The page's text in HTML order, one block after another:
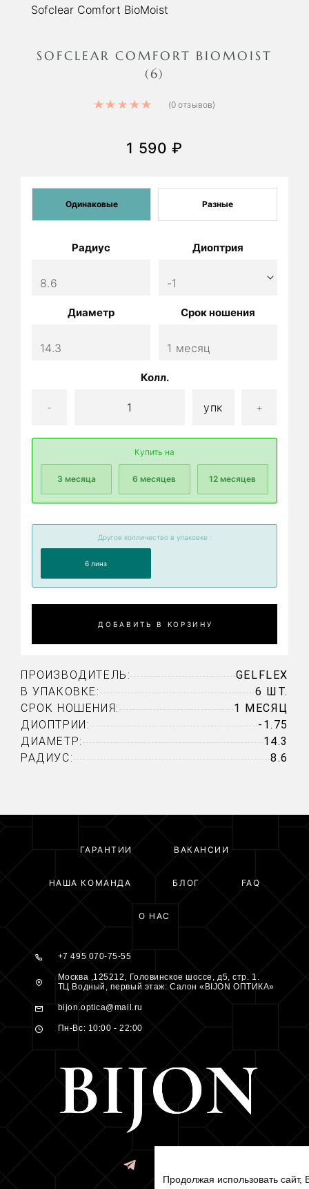
Sofclear Comfort BioMoist
SOFCLEAR COMFORT BIOMOIST
(6)
Rated5.00
(0отзывов)
1 590 ₽
Одинаковые Разные
Радиус Диоптрия
Диаметр Срок ношения
Колл.
- +
Купить на
3 месяца 6 месяцев 12 месяцев
Другое колличество в упаковке :
6 линз
ДОБАВИТЬ В КОРЗИНУ
ПРОИЗВОДИТЕЛЬ:
GELFLEX
В УПАКОВКЕ:
6 ШТ.
СРОК НОШЕНИЯ:
1 МЕСЯЦ
ДИОПТРИИ:
-1.75
ДИАМЕТР:
14.3
РАДИУС:
8.6
ГАРАНТИИ ВАКАНСИИ
НАША КОМАНДА БЛОГ FAQ
О НАС
+7 495 070-75-55
Москва ,125212, Головинское шоссе, д5, стр. 1.
ТЦ Водный, первый этаж: Салон «BIJON ОПТИКА»
bijon.optica@mail.ru
Пн-Вс: 10:00 - 22:00
Продолжая использовать сайт,